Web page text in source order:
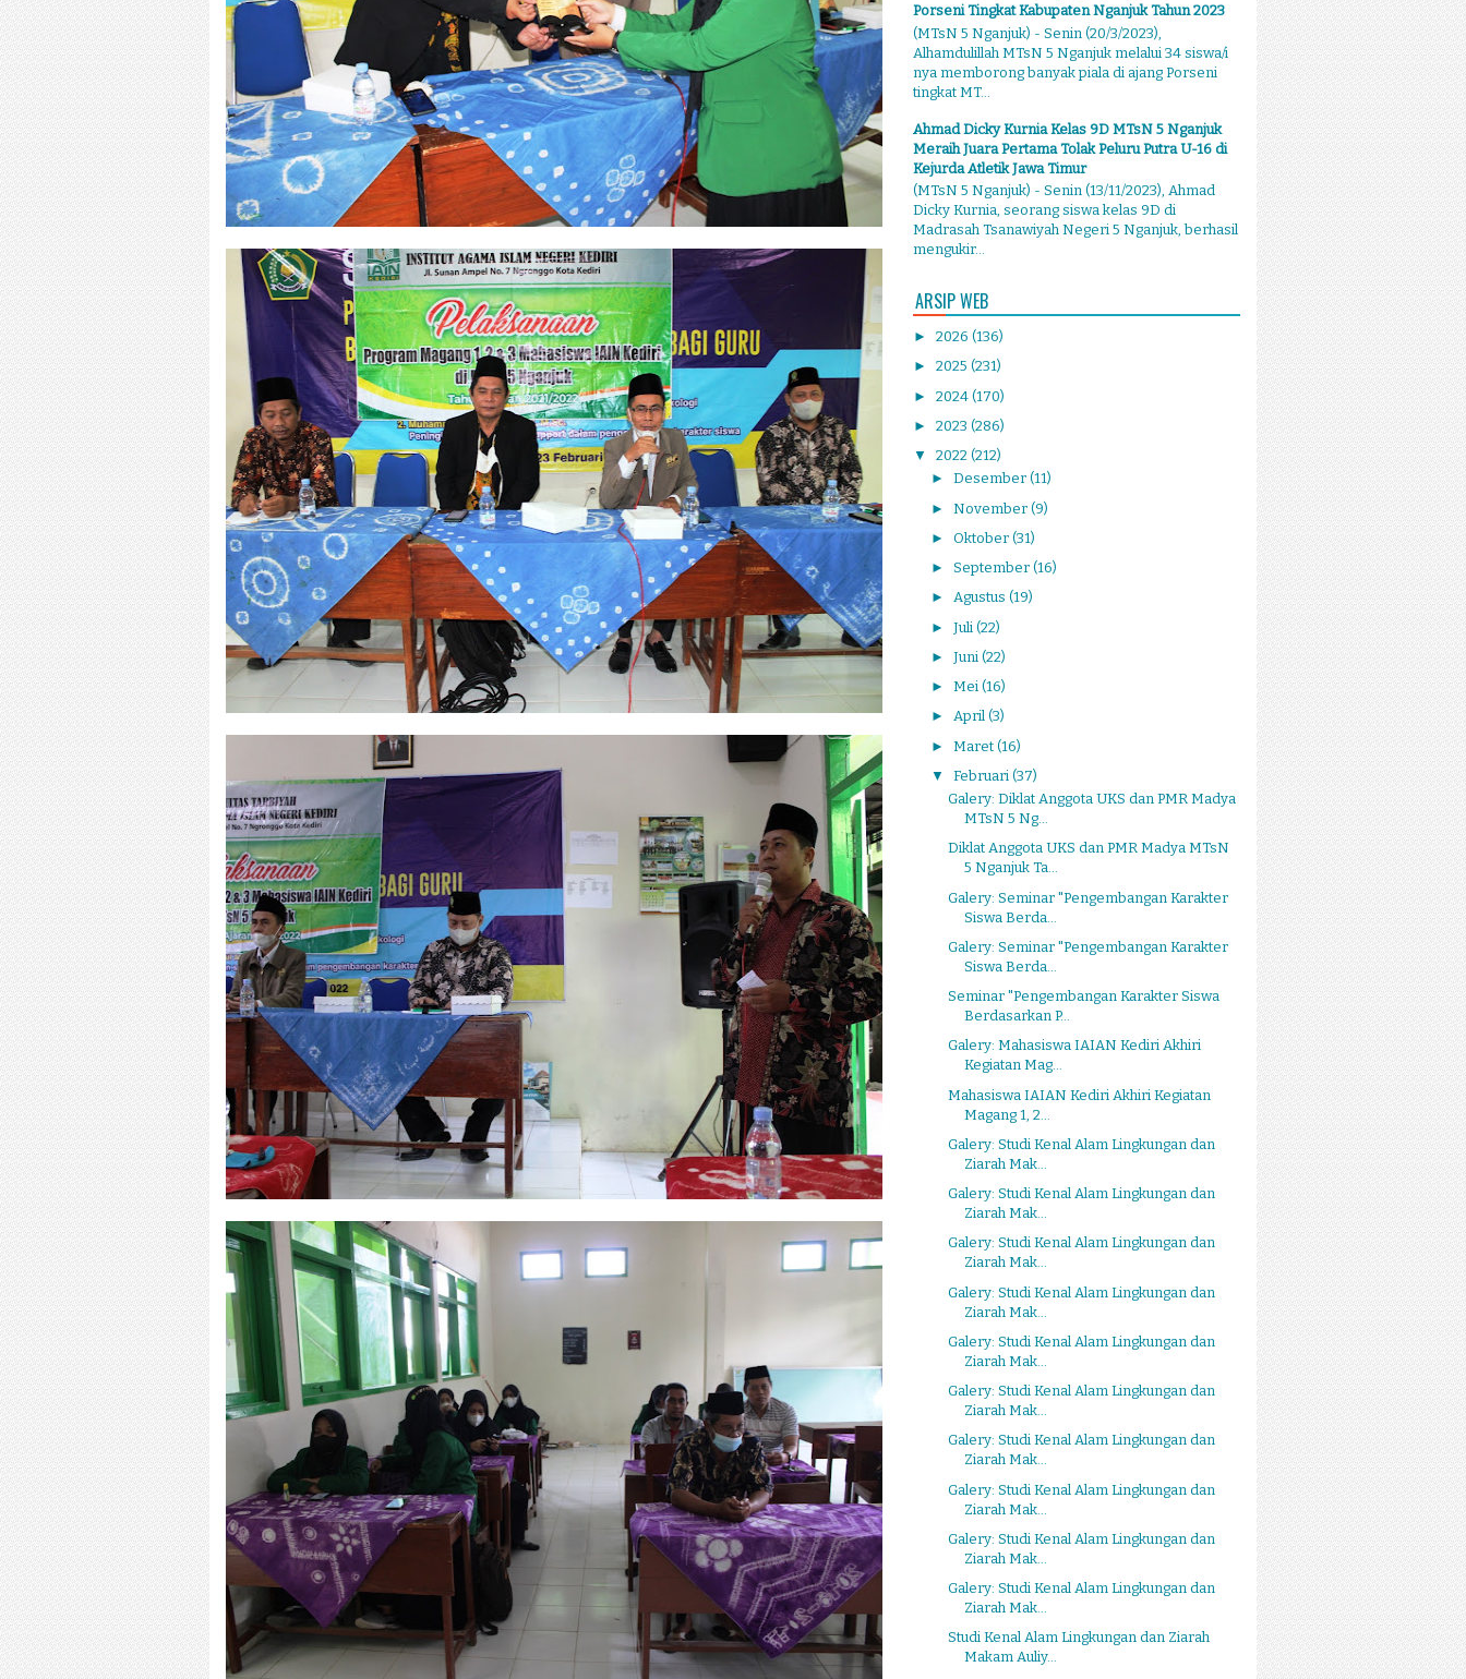
Porseni Tingkat Kabupaten Nganjuk Tahun 2023
(MTsN 5 Nganjuk) - Senin (20/3/2023),
Alhamdulillah MTsN 5 Nganjuk melalui 34 siswa/i
nya memborong banyak piala di ajang Porseni
tingkat MT...
Ahmad Dicky Kurnia Kelas 9D MTsN 5 Nganjuk
Meraih Juara Pertama Tolak Peluru Putra U-16 di
Kejurda Atletik Jawa Timur
(MTsN 5 Nganjuk) - Senin (13/11/2023), Ahmad
Dicky Kurnia, seorang siswa kelas 9D di
Madrasah Tsanawiyah Negeri 5 Nganjuk, berhasil
mengukir...
ARSIP WEB
► 2026 (136)
► 2025 (231)
► 2024 (170)
► 2023 (286)
▼ 2022 (212)
► Desember (11)
► November (9)
► Oktober (31)
► September (16)
► Agustus (19)
► Juli (22)
► Juni (22)
► Mei (16)
► April (3)
► Maret (16)
▼ Februari (37)
Galery: Diklat Anggota UKS dan PMR Madya
MTsN 5 Ng...
Diklat Anggota UKS dan PMR Madya MTsN
5 Nganjuk Ta...
Galery: Seminar "Pengembangan Karakter
Siswa Berda...
Galery: Seminar "Pengembangan Karakter
Siswa Berda...
Seminar "Pengembangan Karakter Siswa
Berdasarkan P...
Galery: Mahasiswa IAIAN Kediri Akhiri
Kegiatan Mag...
Mahasiswa IAIAN Kediri Akhiri Kegiatan
Magang 1, 2...
Galery: Studi Kenal Alam Lingkungan dan
Ziarah Mak...
Galery: Studi Kenal Alam Lingkungan dan
Ziarah Mak...
Galery: Studi Kenal Alam Lingkungan dan
Ziarah Mak...
Galery: Studi Kenal Alam Lingkungan dan
Ziarah Mak...
Galery: Studi Kenal Alam Lingkungan dan
Ziarah Mak...
Galery: Studi Kenal Alam Lingkungan dan
Ziarah Mak...
Galery: Studi Kenal Alam Lingkungan dan
Ziarah Mak...
Galery: Studi Kenal Alam Lingkungan dan
Ziarah Mak...
Galery: Studi Kenal Alam Lingkungan dan
Ziarah Mak...
Galery: Studi Kenal Alam Lingkungan dan
Ziarah Mak...
Studi Kenal Alam Lingkungan dan Ziarah
Makam Auliy...